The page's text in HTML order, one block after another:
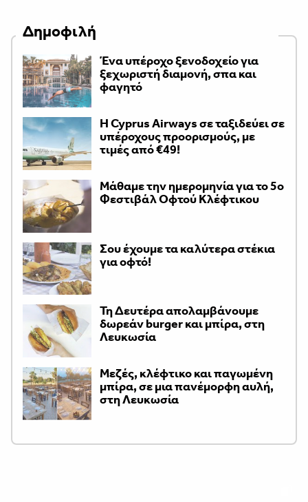
Δημοφιλή
Ένα υπέροχο ξενοδοχείο για
ξεχωριστή διαμονή, σπα και
φαγητό
H Cyprus Airways σε ταξιδεύει σε
υπέροχους προορισμούς, με
τιμές από €49!
Μάθαμε την ημερομηνία για το 5ο
Φεστιβάλ Οφτού Κλέφτικου
Σου έχουμε τα καλύτερα στέκια
για οφτό!
Τη Δευτέρα απολαμβάνουμε
δωρεάν burger και μπίρα, στη
Λευκωσία
Μεζές, κλέφτικο και παγωμένη
μπίρα, σε μια πανέμορφη αυλή,
στη Λευκωσία